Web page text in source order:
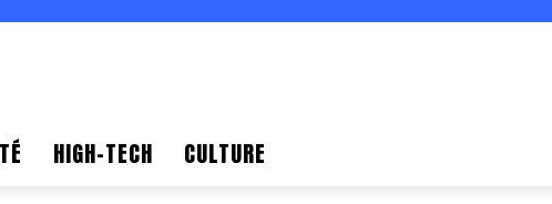
HIGH-TECH CULTURE